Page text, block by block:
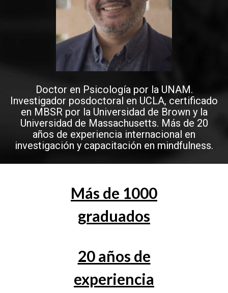
Doctor en Psicología por la UNAM.
Investigador posdoctoral en UCLA, certificado
en MBSR por la Universidad de Brown y la
Universidad de Massachusetts. Más de 20
años de experiencia internacional en
investigación y capacitación en mindfulness.
Más de 1000
graduados
20 años de
experiencia